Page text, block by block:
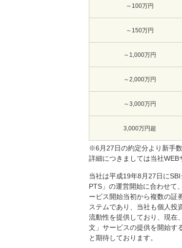
～100万円
～150万円
～1,000万円
～2,000万円
～3,000万円
3,000万円超
※6月27日の約定分より新手数
詳細につきましては当社WEB
当社は平成19年8月27日に
PTS」の運営開始に合わせて
ービス開始当初から複数の証
ステムであり、当社も個人投
流動性を提供しており、現在
文」サービスの提供を開始す
と期待しております。